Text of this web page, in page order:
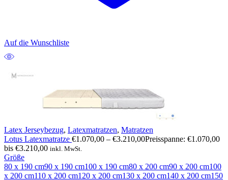
Auf die Wunschliste
Latex Jerseybezug, Latexmatratzen, Matratzen
Lotus Latexmatratze €1.070,00 – €3.210,00Preisspanne: €1.070,00
bis €3.210,00 inkl. MwSt.
Größe
80 x 190 cm90 x 190 cm100 x 190 cm80 x 200 cm90 x 200 cm100
x 200 cm110 x 200 cm120 x 200 cm130 x 200 cm140 x 200 cm150